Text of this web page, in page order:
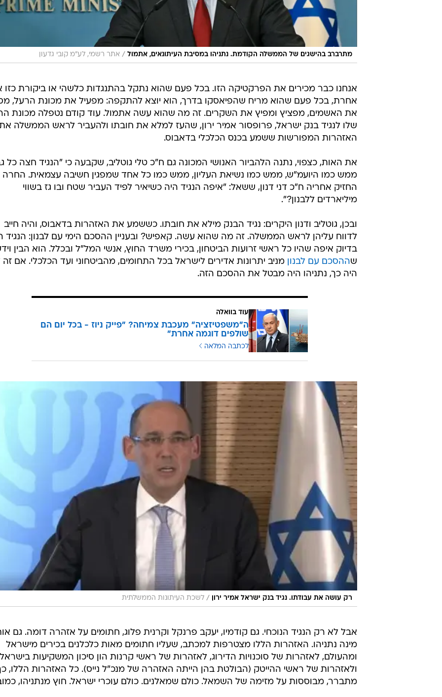
מתרברב בהישגים של הממשלה הקודמת. נתניהו במסיבת העיתונאים, אתמול / אתר רשמי, לע"מ קובי גדעון
אנחנו כבר מכירים את הפרקטיקה הזו. בכל פעם שהוא נתקל בהתנגדות כלשהי או ביקורת כזו
אחרת, בכל פעם שהוא מריח שהפיאסקו בדרך, הוא יוצא להתקפה: מפעיל את מכונת הרעל,
את האשמים, מפציץ ומפיץ את השקרים. זה מה שהוא עשה אתמול. עוד קודם נטפלה מכונת
שלו לנגיד בנק ישראל, פרופסור אמיר ירון, שהעז למלא את חובתו ולהעביר לראש הממשלה
האזהרות המפורשות ששמע בכנס הכלכלי בדאבוס.
את האות, כצפוי, נתנה הלהביור האנושי המכונה גם ח"כ טלי גוטליב, שקבעה כי "הנגיד חצה כל
ממש כמו היועמ"ש, ממש כמו נשיאת העליון, ממש כמו כל אחד שמפגין חשיבה עצמאית. החרה
החזיק אחריה ח"כ דני דנון, ששאל: "איפה הנגיד היה כשיאיר לפיד העביר שטח ובו גז בשווי
מיליארדים ללבנון?".
ובכן, גוטליב ודנון היקרים: נגיד הבנק מילא את חובתו. כששמע את האזהרות בדאבוס, והיה חייב
לדווח עליהן לראש הממשלה. זה מה שהוא עשה. קאפיש? ובעניין ההסכם הימי עם לבנון: הנגיד
בדיוק איפה שהיו כל ראשי זרועות הביטחון, בכירי משרד החוץ, אנשי המל"ל ובכלל. הוא הבין
שההסכם עם לבנון מניב יתרונות אדירים לישראל בכל התחומים, מהביטחוני ועד הכלכלי. אם
היה כך, נתניהו היה מבטל את ההסכם הזה.
עוד בוואלה
ה"משפטיזציה" מעכבת צמיחה? "פייק ניוז - בכל יום הם
שולפים דוגמה אחרת"
לכתבה המלאה
רק עושה את עבודתו. נגיד בנק ישראל אמיר ירון / לשכת העיתונות הממשלתית
אבל לא רק הנגיד הנוכחי. גם קודמיו, יעקב פרנקל וקרנית פלוג, חתומים על אזהרה דומה. גם
מינה נתניהו. האזהרות הללו מצטרפות למכתב, שעליו חתומים מאות כלכלנים בכירים מישראל
ומהעולם, לאזהרות של סוכנויות הדירוג, לאזהרות של ראשי קרנות הון סיכון המשקיעות בישראל
ולאזהרות של ראשי ההייטק (הבולטת בהן הייתה האזהרה של מנכ"ל נייס). כל האזהרות הללו,
מתברר, מבוססות על מזימה של השמאל. כולם שמאלנים. כולם עוכרי ישראל. חוץ מנתניהו,